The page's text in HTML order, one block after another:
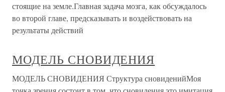
стоящие на земле.Главная задача мозга, как обсуждалось
во второй главе, предсказывать и воздействовать на
результаты действий
МОДЕЛЬ СНОВИДЕНИЯ
МОДЕЛЬ СНОВИДЕНИЯ Структура сновиденийМоя